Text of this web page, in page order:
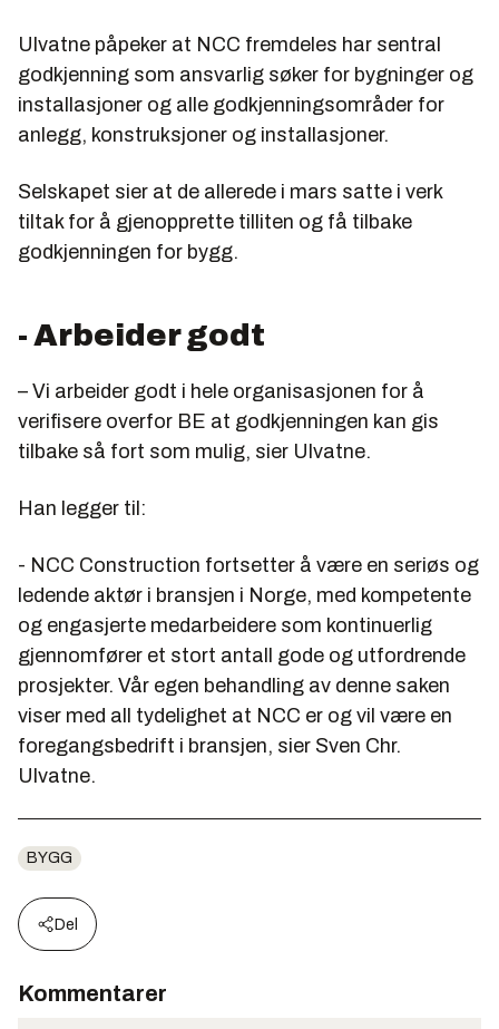
Ulvatne påpeker at NCC fremdeles har sentral
godkjenning som ansvarlig søker for bygninger og
installasjoner og alle godkjenningsområder for
anlegg, konstruksjoner og installasjoner.
Selskapet sier at de allerede i mars satte i verk
tiltak for å gjenopprette tilliten og få tilbake
godkjenningen for bygg.
- Arbeider godt
– Vi arbeider godt i hele organisasjonen for å
verifisere overfor BE at godkjenningen kan gis
tilbake så fort som mulig, sier Ulvatne.
Han legger til:
- NCC Construction fortsetter å være en seriøs og
ledende aktør i bransjen i Norge, med kompetente
og engasjerte medarbeidere som kontinuerlig
gjennomfører et stort antall gode og utfordrende
prosjekter. Vår egen behandling av denne saken
viser med all tydelighet at NCC er og vil være en
foregangsbedrift i bransjen, sier Sven Chr.
Ulvatne.
BYGG
Del
Kommentarer